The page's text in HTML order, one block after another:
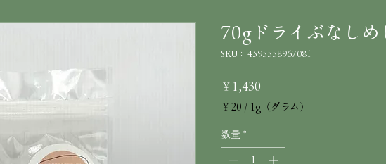
70gドライぶなしめ
SKU： 4595558967081
￥1,430
格
￥20 / 1g（グラム）
ご
と
に
数量 *